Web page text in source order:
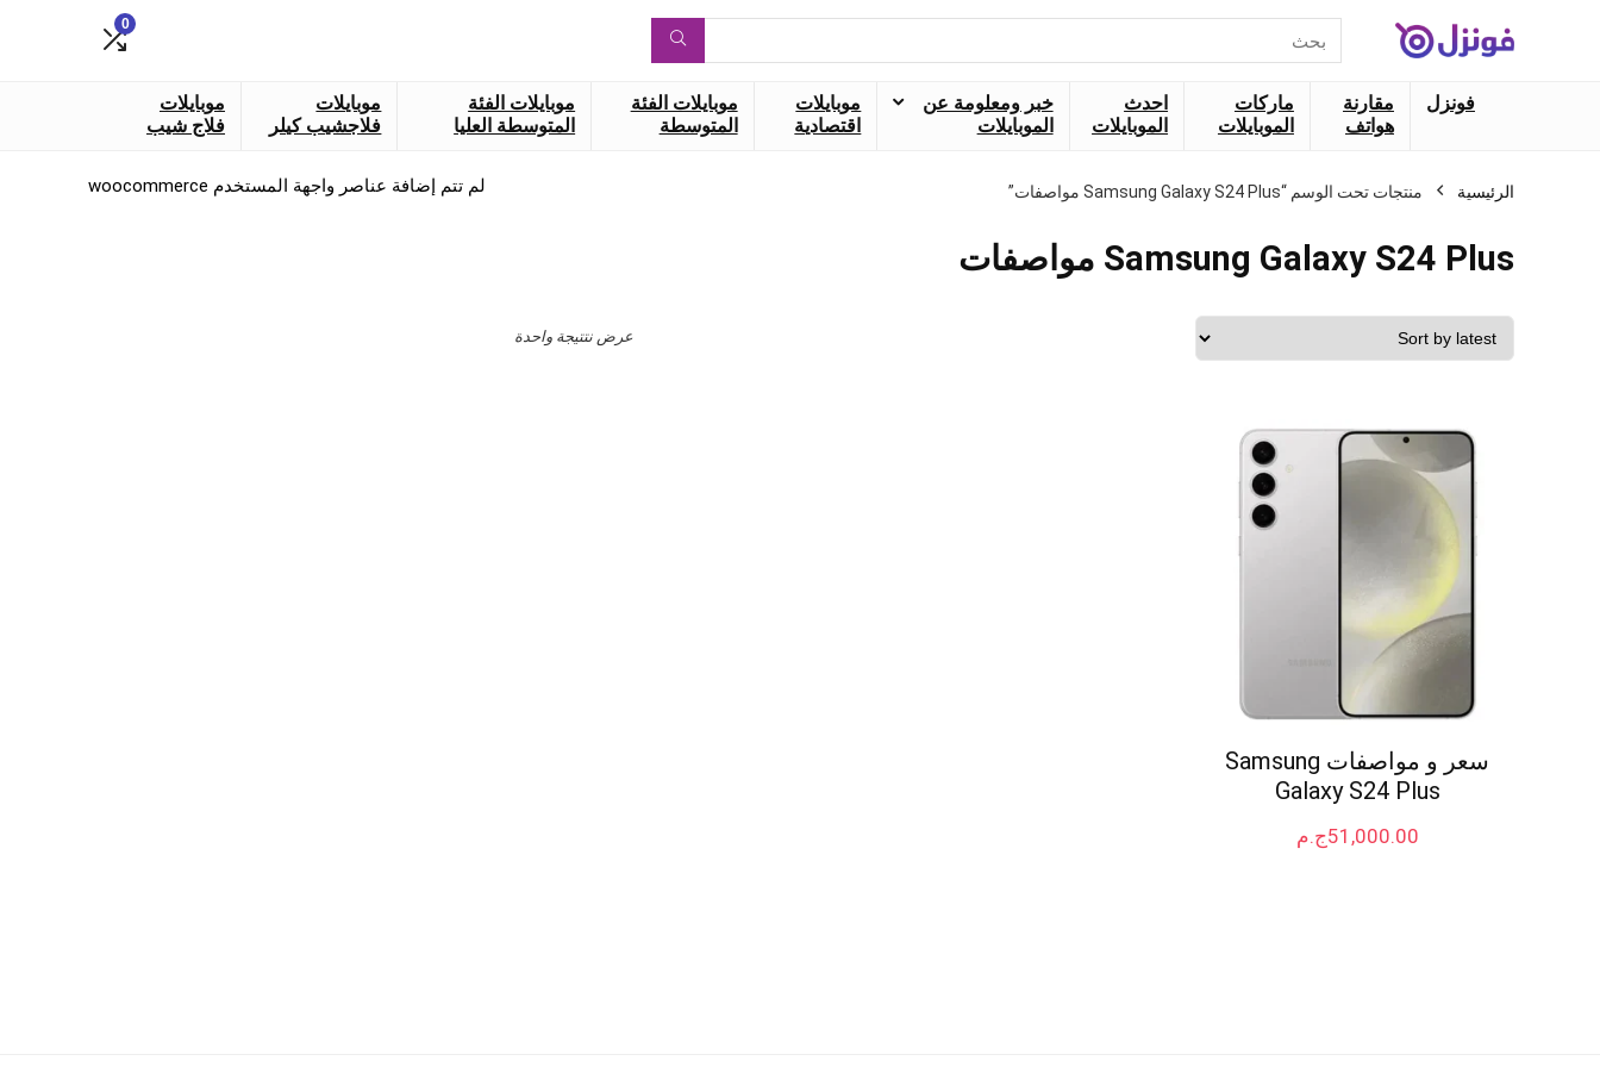
عن:
0
فونزل
مقارنة
هواتف
ماركات
الموبايلات
احدث
الموبايلات
خبر ومعلومة عن
الموبايلات
موبايلات
اقتصادية
موبايلات الفئة
المتوسطة
موبايلات الفئة
المتوسطة العليا
موبايلات
فلاجشيب كيلر
موبايلات
فلاج شيب
الرئيسية منتجات تحت الوسم “Samsung Galaxy S24 Plus مواصفات”
Samsung Galaxy S24 Plus مواصفات
عرض نتتيجة واحدة
سعر و مواصفات Samsung
Galaxy S24 Plus
ج.م51,000.00
لم تتم إضافة عناصر واجهة المستخدم woocommerce